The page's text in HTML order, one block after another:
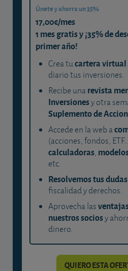
Únete y ahorra un 35%
17,00€/mes
1 mes gratis y ¡35% de
primer año!
Crea tucartera virtual
diario tus inversiones.
Recibe unarevista
Inversionesy otra
Suplemento de
Accede en la web a
(acciones, fondos,
calculadoras,
etc.
Resolvemos tus dudas
fiscalidad y derechos.
Aprovecha las
nuestros sociosy
dinero.
QUIERO ESTA